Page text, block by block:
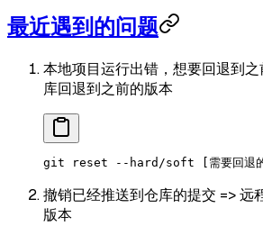
最近遇到的问题
本地项目运行出错，想要回退到
库回退到之前的版本
git reset --hard/soft [需要回退
撤销已经推送到仓库的提交 => 远
版本